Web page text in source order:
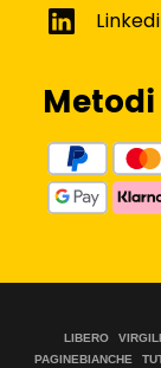
LIBERO
PAGINEBIANCHE